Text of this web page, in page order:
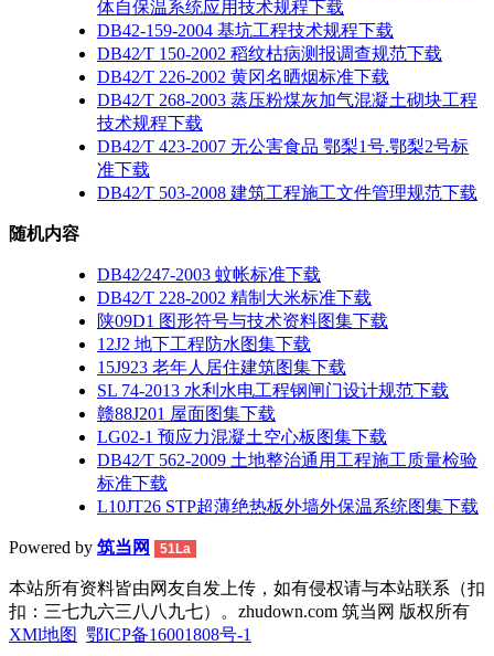
体自保温系统应用技术规程下载
DB42-159-2004 基坑工程技术规程下载
DB42∕T 150-2002 稻纹枯病测报调查规范下载
DB42∕T 226-2002 黄冈名晒烟标准下载
DB42∕T 268-2003 蒸压粉煤灰加气混凝土砌块工程
技术规程下载
DB42∕T 423-2007 无公害食品 鄂梨1号.鄂梨2号标
准下载
DB42∕T 503-2008 建筑工程施工文件管理规范下载
随机内容
DB42∕247-2003 蚊帐标准下载
DB42∕T 228-2002 精制大米标准下载
陕09D1 图形符号与技术资料图集下载
12J2 地下工程防水图集下载
15J923 老年人居住建筑图集下载
SL 74-2013 水利水电工程钢闸门设计规范下载
赣88J201 屋面图集下载
LG02-1 预应力混凝土空心板图集下载
DB42∕T 562-2009 土地整治通用工程施工质量检验
标准下载
L10JT26 STP超薄绝热板外墙外保温系统图集下载
Powered by 筑当网 51La
本站所有资料皆由网友自发上传，如有侵权请与本站联系（扣
扣：三七九六三八八九七）。zhudown.com 筑当网 版权所有
XMl地图 鄂ICP备16001808号-1